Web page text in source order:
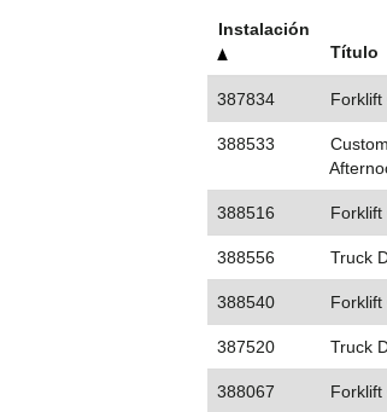
Instalación
Título
387834 Forklift
388533
388516 Forklift
388556 Truck
388540
387520 Truck
388067 Forklift